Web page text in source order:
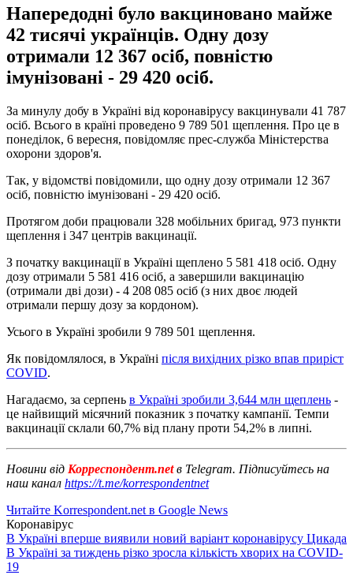
Напередодні було вакциновано майже
42 тисячі українців. Одну дозу
отримали 12 367 осіб, повністю
імунізовані - 29 420 осіб.
За минулу добу в Україні від коронавірусу вакцинували 41 787
осіб. Всього в країні проведено 9 789 501 щеплення. Про це в
понеділок, 6 вересня, повідомляє прес-служба Міністерства
охорони здоров'я.
Так, у відомстві повідомили, що одну дозу отримали 12 367
осіб, повністю імунізовані - 29 420 осіб.
Протягом доби працювали 328 мобільних бригад, 973 пункти
щеплення і 347 центрів вакцинації.
З початку вакцинації в Україні щеплено 5 581 418 осіб. Одну
дозу отримали 5 581 416 осіб, а завершили вакцинацію
(отримали дві дози) - 4 208 085 осіб (з них двоє людей
отримали першу дозу за кордоном).
Усього в Україні зробили 9 789 501 щеплення.
Як повідомлялося, в Україні після вихідних різко впав приріст
COVID.
Нагадаємо, за серпень в Україні зробили 3,644 млн щеплень -
це найвищий місячний показник з початку кампанії. Темпи
вакцинації склали 60,7% від плану проти 54,2% в липні.
Новини від Корреспондент.netв Telegram. Підписуйтесь на
наш канал https://t.me/korrespondentnet
Читайте Korrespondent.net в Google News
Коронавірус
В Україні вперше виявили новий варіант коронавірусу Цикада
В Україні за тиждень різко зросла кількість хворих на COVID-
19